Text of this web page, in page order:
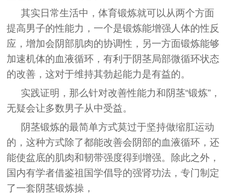
其实日常生活中，体育锻炼就可以从两个方面
提高男子的性能力，一个是锻炼能增强人体的性反
应，增加会阴部肌肉的协调性，另一方面锻炼能够
加速机体的血液循环，有利于阴茎局部微循环状态
的改善，这对于维持其勃起能力是有益的。
实践证明，那么针对改善性能力和阴茎“锻炼”，
无疑会让多数男子从中受益。
阴茎锻炼的最简单方式莫过于坚持做缩肛运动
的，这种方式除了都能改善会阴部的血液循环，还
能使盆底的肌肉和韧带强度得到增强。除此之外，
国内有学者借鉴祖国学倡导的强肾功法，专门制定
了一套阴茎锻炼操，